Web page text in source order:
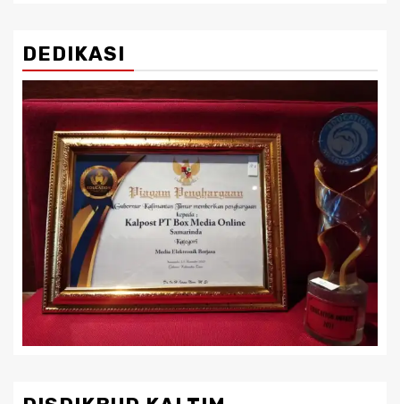
DEDIKASI